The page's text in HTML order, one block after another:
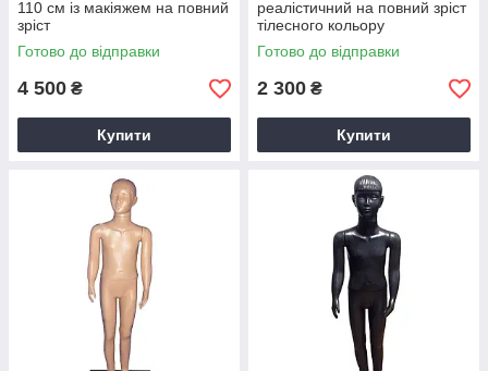
110 см із макіяжем на повний
зріст
Готово до відправки
4 500 ₴
Купити
реалістичний на повний зріст
тілесного кольору
Готово до відправки
2 300 ₴
Купити